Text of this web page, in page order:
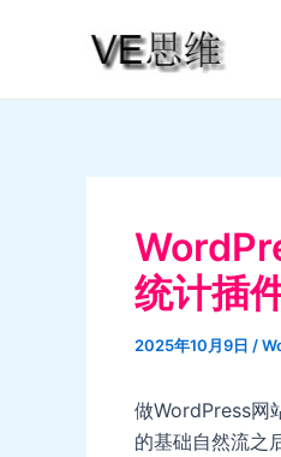
统计插
2025年10月9日 /
做WordPress网
的基础自然流之